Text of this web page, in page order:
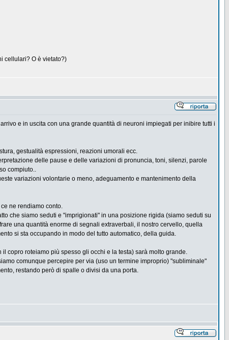
cellulari? O è vietato?)
e in uscita con una grande quantità di neuroni impiegati per inibire tutti i
gestualità espressioni, reazioni umorali ecc.
delle pause e delle variazioni di pronuncia, toni, silenzi, parole
compiuto..
variazioni volontarie o meno, adeguamento e mantenimento della
ne rendiamo conto.
che siamo seduti e "imprigionati" in una posizione rigida (siamo seduti su
una quantità enorme di segnali extraverbali, il nostro cervello, quella
si sta occupando in modo del tutto automatico, della guida.
copro roteiamo più spesso gli occhi e la testa) sarà molto grande.
comunque percepire per via (uso un termine improprio) "subliminale"
restando però di spalle o divisi da una porta.